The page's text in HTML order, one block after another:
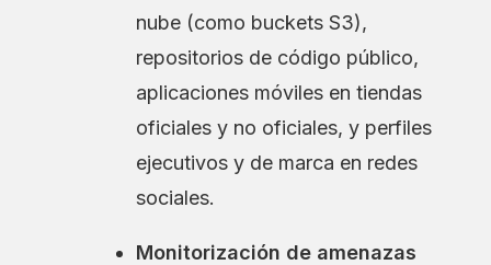
nube (como buckets S3),
repositorios de código público,
aplicaciones móviles en tiendas
oficiales y no oficiales, y perfiles
ejecutivos y de marca en redes
sociales.
Monitorización de amenazas